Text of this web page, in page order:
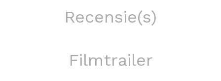
Recensie(s)
Filmtrailer